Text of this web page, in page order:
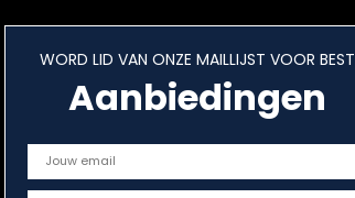
WORD LID VAN ONZE MAILLIJST VOOR BEST
Aanbiedingen